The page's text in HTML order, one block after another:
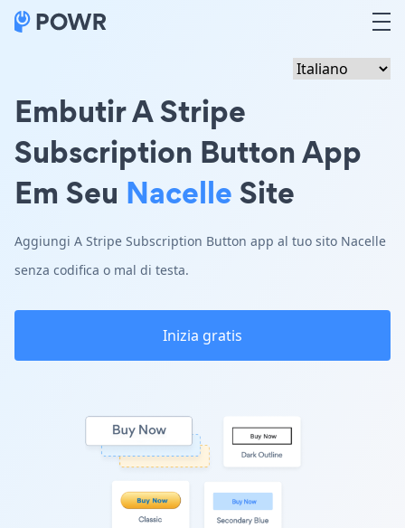
Embutir A Stripe
Subscription Button App
Em Seu NacelleSite
Aggiungi A Stripe Subscription Button app al tuo sito Nacelle
senza codifica o mal di testa.
Inizia gratis